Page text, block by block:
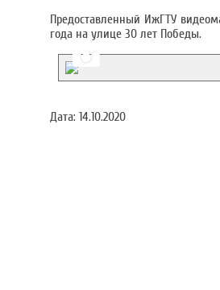
Предоставленный ИжГТУ
года на улице 30 лет Победы.
Дата: 14.10.2020